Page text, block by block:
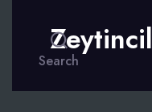
Search